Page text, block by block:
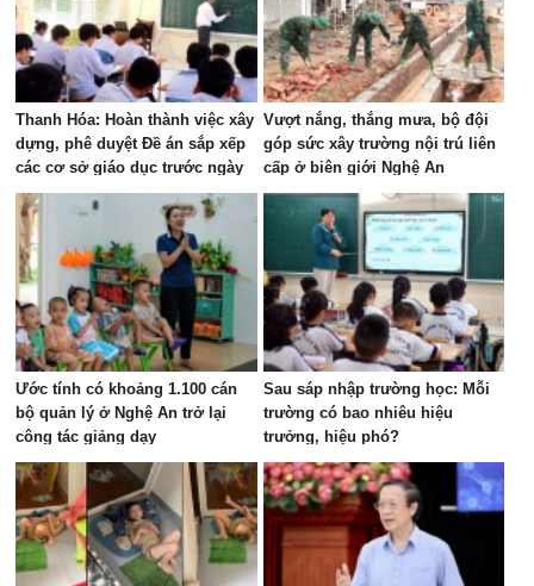
Thanh Hóa: Hoàn thành việc xây
dựng, phê duyệt Đề án sắp xếp
các cơ sở giáo dục trước ngày
15/8
Vượt nắng, thắng mưa, bộ đội
góp sức xây trường nội trú liên
cấp ở biên giới Nghệ An
Ước tính có khoảng 1.100 cán
bộ quản lý ở Nghệ An trở lại
công tác giảng dạy
Sau sáp nhập trường học: Mỗi
trường có bao nhiêu hiệu
trưởng, hiệu phó?